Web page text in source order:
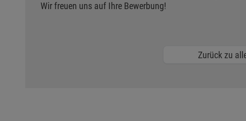
Wir freuen uns auf Ihre Bewerbung!
Zurück zu